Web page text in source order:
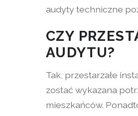
audyty techniczne
CZY
AUDYTU?
Tak, przestarzałe
zostać wykazana
mieszkańców.